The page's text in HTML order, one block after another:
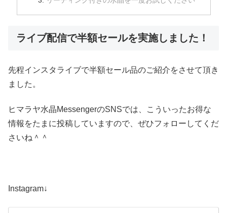
ライブ配信で半額セールを実施しました！
先程インスタライブで半額セール品のご紹介をさせて頂き
ました。
ヒマラヤ水晶MessengerのSNSでは、こういったお得な
情報をたまに投稿していますので、ぜひフォローしてくだ
さいね＾＾
Instagram↓